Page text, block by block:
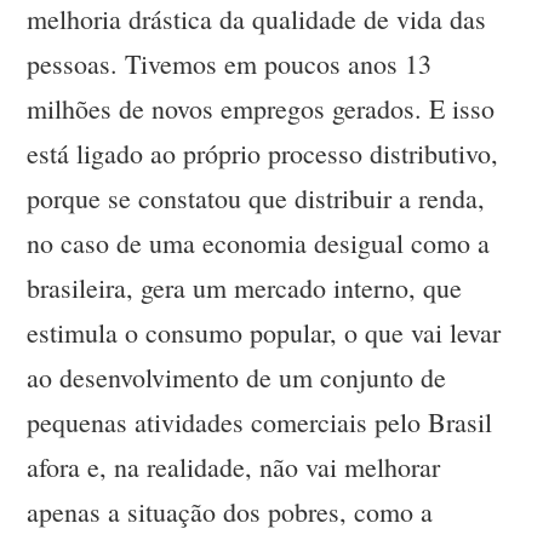
melhoria drástica da qualidade de vida das
pessoas. Tivemos em poucos anos 13
milhões de novos empregos gerados. E isso
está ligado ao próprio processo distributivo,
porque se constatou que distribuir a renda,
no caso de uma economia desigual como a
brasileira, gera um mercado interno, que
estimula o consumo popular, o que vai levar
ao desenvolvimento de um conjunto de
pequenas atividades comerciais pelo Brasil
afora e, na realidade, não vai melhorar
apenas a situação dos pobres, como a